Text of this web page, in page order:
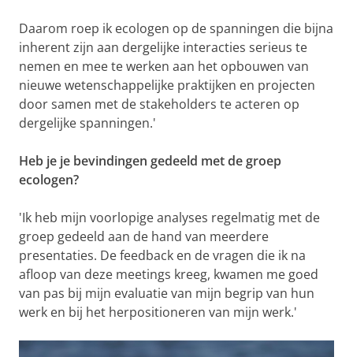
Daarom roep ik ecologen op de spanningen die bijna
inherent zijn aan dergelijke interacties serieus te
nemen en mee te werken aan het opbouwen van
nieuwe wetenschappelijke praktijken en projecten
door samen met de stakeholders te acteren op
dergelijke spanningen.'
Heb je je bevindingen gedeeld met de groep
ecologen?
'Ik heb mijn voorlopige analyses regelmatig met de
groep gedeeld aan de hand van meerdere
presentaties. De feedback en de vragen die ik na
afloop van deze meetings kreeg, kwamen me goed
van pas bij mijn evaluatie van mijn begrip van hun
werk en bij het herpositioneren van mijn werk.'